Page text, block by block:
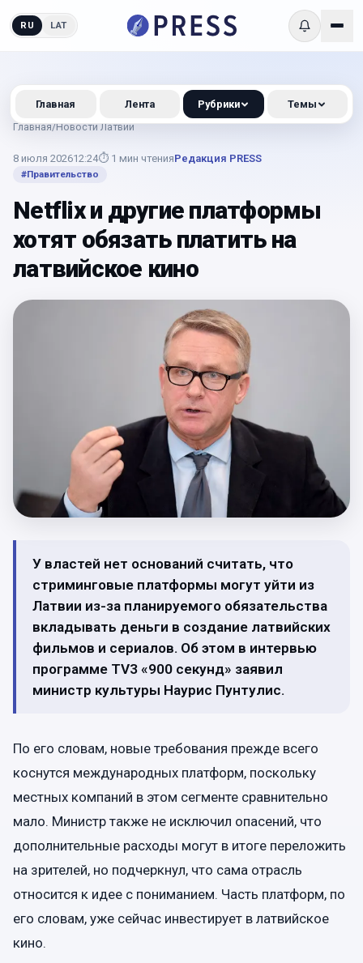
RU LAT
Главная/Новости Латвии
8 июля 202612:24⏱ 1 мин чтенияРедакция PRESS
#Правительство
Netflix и другие платформы
хотят обязать платить на
латвийское кино
У властей нет оснований считать, что
стриминговые платформы могут уйти из
Латвии из-за планируемого обязательства
вкладывать деньги в создание латвийских
фильмов и сериалов. Об этом в интервью
программе TV3 «900 секунд» заявил
министр культуры Наурис Пунтулис.
По его словам, новые требования прежде всего
коснутся международных платформ, поскольку
местных компаний в этом сегменте сравнительно
мало. Министр также не исключил опасений, что
дополнительные расходы могут в итоге переложить
на зрителей, но подчеркнул, что сама отрасль
относится к идее с пониманием. Часть платформ, по
его словам, уже сейчас инвестирует в латвийское
кино.
Главная Лента Рубрики Темы